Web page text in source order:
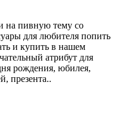
на пивную тему со
для любителя попить
и купить в нашем
атрибут для
рождения, юбилея,
презента..